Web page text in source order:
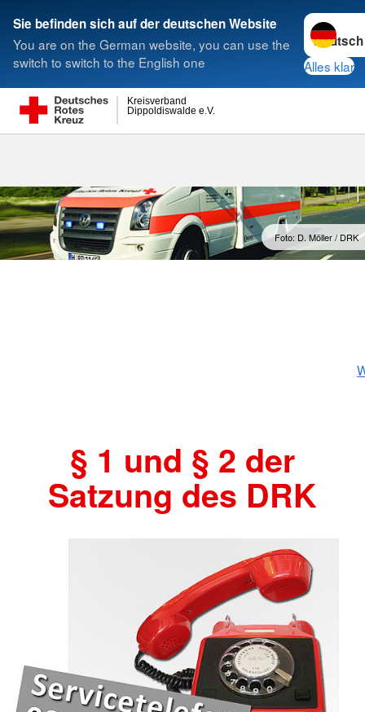
Sie befinden sich auf der deutschen Website
You are on the German website, you can use the
switch to switch to the English one
Sprache
Alles klar
Dippoldiswalde e.V.
Kreisverband
Suche
Foto: D. Möller / DRK
§ 1 und § 2 der
Satzung des DRK